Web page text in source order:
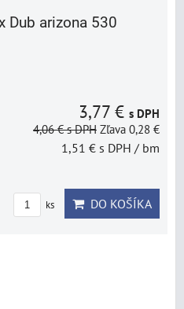
Dub arizona 530
3,77 € s DPH
4,06 €s DPH Zľava 0,28 €
1,51 € s DPH / bm
ks DO KOŠÍKA